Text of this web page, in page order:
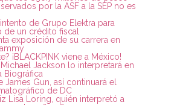
por la ASF a la SEP no es
de Grupo Elektra para
de un crédito fiscal
exposición de su carrera en
¡BLACKPINK viene a México!
Jackson lo interpretará en
Biográfica
James Gun, así continuará el
de DC
Lisa Loring, quién interpretó a